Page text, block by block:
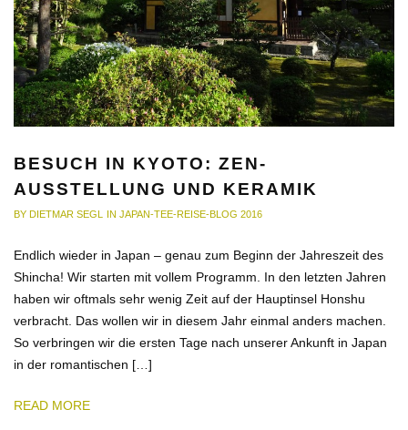
BESUCH IN KYOTO: ZEN-
AUSSTELLUNG UND KERAMIK
BY DIETMAR SEGL IN JAPAN-TEE-REISE-BLOG 2016
Endlich wieder in Japan – genau zum Beginn der Jahreszeit des
Shincha! Wir starten mit vollem Programm. In den letzten Jahren
haben wir oftmals sehr wenig Zeit auf der Hauptinsel Honshu
verbracht. Das wollen wir in diesem Jahr einmal anders machen.
So verbringen wir die ersten Tage nach unserer Ankunft in Japan
in der romantischen […]
READ MORE